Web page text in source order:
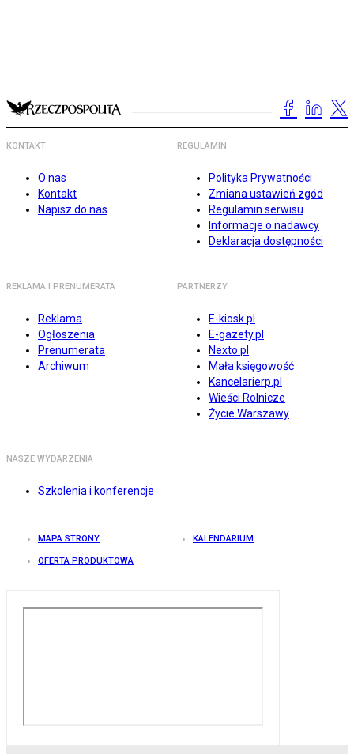
KONTAKT
O nas
Kontakt
Napisz do nas
REGULAMIN
Polityka Prywatności
Zmiana ustawień zgód
Regulamin serwisu
Informacje o nadawcy
Deklaracja dostępności
REKLAMA I PRENUMERATA
Reklama
Ogłoszenia
Prenumerata
Archiwum
PARTNERZY
E-kiosk.pl
E-gazety.pl
Nexto.pl
Mała księgowość
Kancelarierp.pl
Wieści Rolnicze
Życie Warszawy
NASZE WYDARZENIA
Szkolenia i konferencje
MAPA STRONY KALENDARIUM
OFERTA PRODUKTOWA